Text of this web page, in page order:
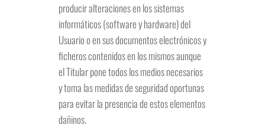
producir alteraciones en los sistemas
informáticos (software y hardware) del
Usuario o en sus documentos electrónicos y
ficheros contenidos en los mismos aunque
el Titular pone todos los medios necesarios
y toma las medidas de seguridad oportunas
para evitar la presencia de estos elementos
dañinos.